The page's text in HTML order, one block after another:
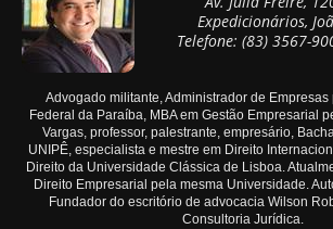
Expedicionários,
Telefone: (83) 3567-
Advogado militante, Administrador de
Federal da Paraíba, MBA em Gestão Empresarial
Vargas, professor, palestrante, empresário,
UNIPÊ, especialista e mestre em Direito
Direito da Universidade Clássica de Lisboa.
Direito Empresarial pela mesma Universidade.
Fundador do escritório de advocacia Wilson
Consultoria Jurídica.